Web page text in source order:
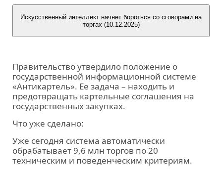
Искусственный интеллект начнет бороться со сговорами на
торгах (10.12.2025)
Правительство утвердило положение о
государственной информационной системе
«Антикартель». Ее задача – находить и
предотвращать картельные соглашения на
государственных закупках.
Что уже сделано:
Уже сегодня система автоматически
обрабатывает 9,6 млн торгов по 20
техническим и поведенческим критериям.